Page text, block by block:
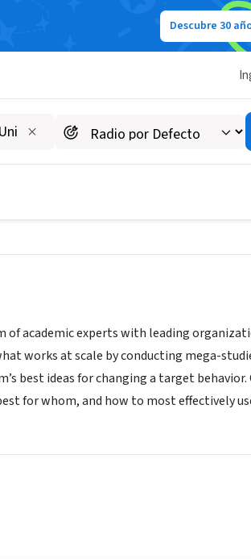
Descubre 30
The Wharton
of academic experts with leading
works at scale by conducting mega-
best ideas for changing a target behavior.
for whom, and how to most effectively